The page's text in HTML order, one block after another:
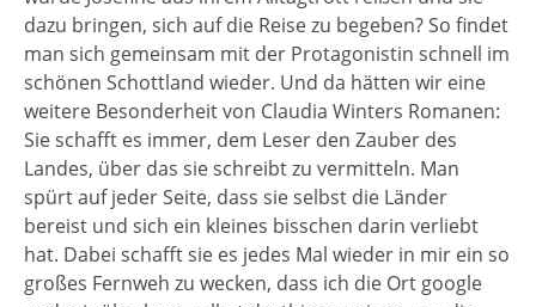
dazu bringen, sich auf die Reise zu begeben? So findet
man sich gemeinsam mit der Protagonistin schnell im
schönen Schottland wieder. Und da hätten wir eine
weitere Besonderheit von Claudia Winters Romanen:
Sie schafft es immer, dem Leser den Zauber des
Landes, über das sie schreibt zu vermitteln. Man
spürt auf jeder Seite, dass sie selbst die Länder
bereist und sich ein kleines bisschen darin verliebt
hat. Dabei schafft sie es jedes Mal wieder in mir ein so
großes Fernweh zu wecken, dass ich die Ort google